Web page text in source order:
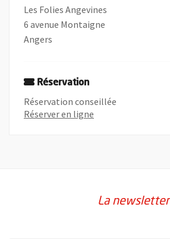
Les Folies Angevines
6 avenue Montaigne
Angers
Réservation
Réservation conseillée
Réserver en ligne
La newsletter